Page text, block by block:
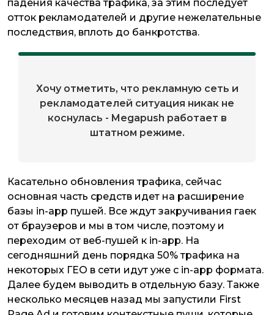
падения качества трафика, за этим последует
отток рекламодателей и другие нежелательные
последствия, вплоть до банкротства.
Хочу отметить, что рекламную сеть и
рекламодателей ситуация никак не
коснулась - Megapush работает в
штатном режиме.
Касательно обновления трафика, сейчас
основная часть средств идет на расширение
базы in-app пушей. Все ждут закручивания гаек
от браузеров и мы в том числе, поэтому и
переходим от веб-пушей к in-app. На
сегодняшний день порядка 50% трафика на
некоторых ГЕО в сети идут уже с in-app формата.
Далее будем выводить в отдельную базу. Также
несколько месяцев назад мы запустили First